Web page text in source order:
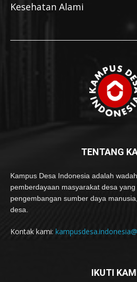
Kesehatan Alami
TENTANG
Kampus Desa Indonesia adalah
pemberdayaan masyarakat desa
pengembangan sumber daya
desa.
Kontak kami:
IKUTI